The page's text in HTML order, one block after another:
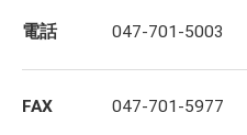
電話 047-701-5003
FAX 047-701-5977